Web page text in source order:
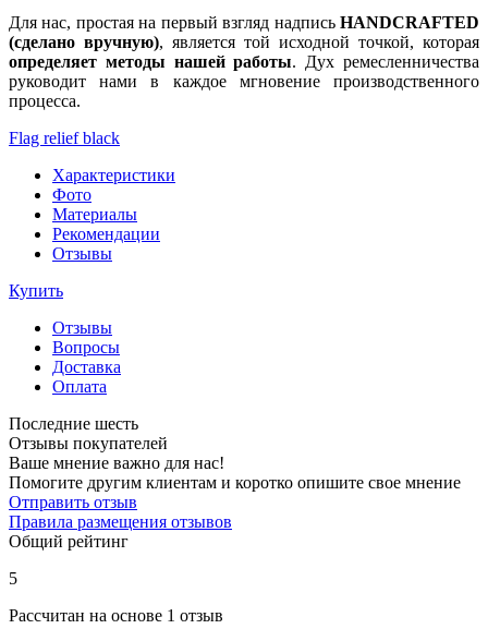
Для нас, простая на первый взгляд надпись HANDCRAFTED
(сделано вручную), является той исходной точкой, которая
определяет методы нашей работы. Дух ремесленничества
руководит нами в каждое мгновение производственного
процесса.
Flag relief black
Характеристики
Фото
Материалы
Рекомендации
Отзывы
Купить
Отзывы
Вопросы
Доставка
Оплата
Последние шесть
Отзывы покупателей
Ваше мнение важно для нас!
Помогите другим клиентам и коротко опишите свое мнение
Отправить отзыв
Правила размещения отзывов
Общий рейтинг
5
Рассчитан на основе 1 отзыв